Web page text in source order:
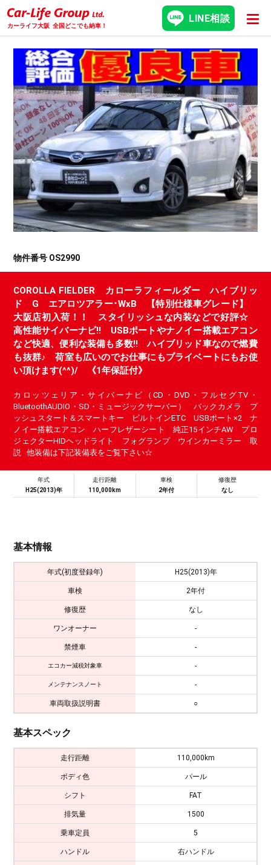
カーライフ大阪 全国どこでも納車！
LINE相談
物件番号 OS2990
COROLLA FIELDER カローラフィールダー ハイブリッ
ド G エアロツアラー･WxB 【特別仕様車グレード】
大阪店初入荷！！ スタイリッシュな内装などで好評☆
高性能サイバーナビ!! USBポートやナノイー搭載エアコン
など快適、便利な装備も多数!! ハイブリッド車なので燃費
も抜群♪ 荷室も広いのでお仕事にもプライベートにもお使
い頂けます(^^)/ 《1年保証付》
カロッツェリア・サイバーナビ（CD・DVD・フルセグTV・
BluetoothAUDIO・SD・ミュージックサーバー） バックカメラ プ
ッシュスタート＆スマートキー ビルトインETC USBポート×2 ナ
ノイー搭載エアコン ハーフレザーシート 純正15インチAW プロ
ジェクターHIDヘッドライト フォグランプ ウインカーミラー 取
説 他装備は下記装備表をご覧下さい☆
年式
H25(2013)年
走行距離
110,000km
車検
2年付
修復歴
なし
基本情報
年式(初度登録年) H25(2013)年
車検 2年付
修復歴 なし
ワンオーナー -
禁煙車 -
エコカー減税対象車 -
メンテナンスノート -
車両取扱説明書 ○
基本スペック
走行距離 110,000km
ボディ色 パール
シフト FAT
排気量 1500
乗車定員 5
ハンドル 右ハンドル